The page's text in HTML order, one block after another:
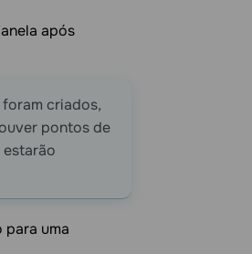
após
criados,
pontos de
uma